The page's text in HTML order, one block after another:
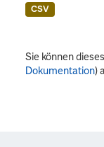
CSV
Sie können
Dokumentation)